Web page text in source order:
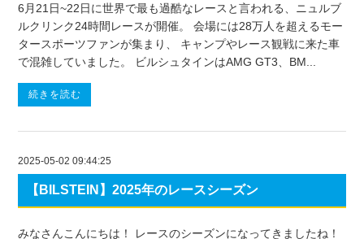
6月21日~22日に世界で最も過酷なレースと言われる、ニュルブ
ルクリンク24時間レースが開催。 会場には28万人を超えるモー
タースポーツファンが集まり、 キャンプやレース観戦に来た車
で混雑していました。 ビルシュタインはAMG GT3、BM...
続きを読む
2025-05-02 09:44:25
【BILSTEIN】2025年のレースシーズン
みなさんこんにちは！ レースのシーズンになってきましたね！